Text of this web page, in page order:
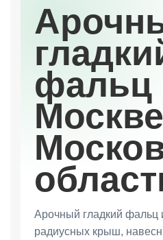
фальц
Арочный гладкий фальц
радиусных крыш,